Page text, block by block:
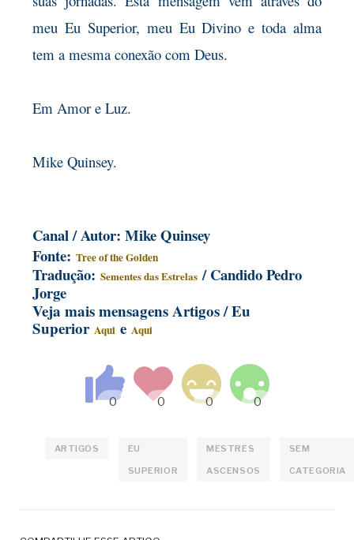
meu Eu Superior, meu Eu Divino e toda alma
tem a mesma conexão com Deus.
Em Amor e Luz.
Mike Quinsey.
Canal / Autor: Mike Quinsey
Fonte: Tree of the Golden
Tradução: Sementes das Estrelas/ Candido Pedro
Jorge
Veja mais mensagens Artigos / Eu
Superior Aquie Aqui
ARTIGOS
EU
SUPERIOR
MESTRES
ASCENSOS
SEM
CATEGORIA